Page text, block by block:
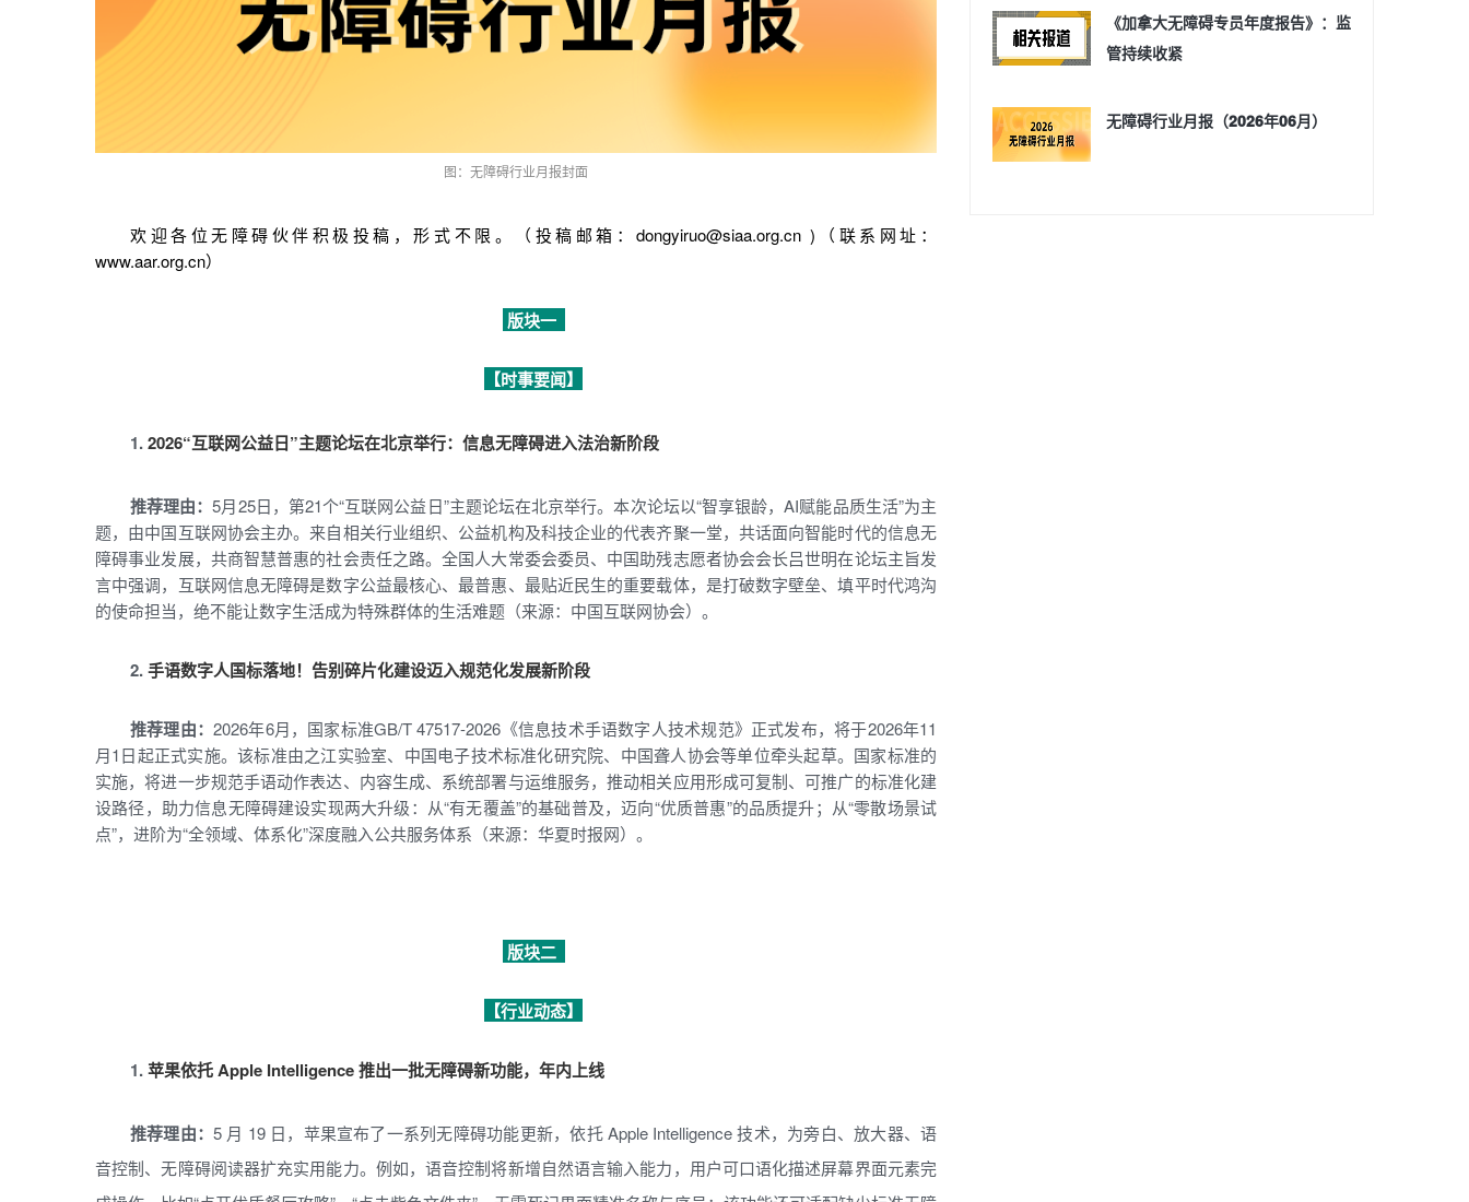
图：无障碍行业月报封面
欢迎各位无障碍伙伴积极投稿，形式不限。（投稿邮箱：dongyiruo@siaa.org.cn )（联系网址：
www.aar.org.cn）
版块一
【时事要闻】
1.2026“互联网公益日”主题论坛在北京举行：信息无障碍进入法治新阶段
推荐理由：5月25日，第21个“互联网公益日”主题论坛在北京举行。本次论坛以“智享银龄，AI赋能品质生活”为主
题，由中国互联网协会主办。来自相关行业组织、公益机构及科技企业的代表齐聚一堂，共话面向智能时代的信息无
障碍事业发展，共商智慧普惠的社会责任之路。全国人大常委会委员、中国助残志愿者协会会长吕世明在论坛主旨发
言中强调，互联网信息无障碍是数字公益最核心、最普惠、最贴近民生的重要载体，是打破数字壁垒、填平时代鸿沟
的使命担当，绝不能让数字生活成为特殊群体的生活难题（来源：中国互联网协会）。
2.手语数字人国标落地！告别碎片化建设迈入规范化发展新阶段
推荐理由：2026年6月，国家标准GB/T 47517-2026《信息技术手语数字人技术规范》正式发布，将于2026年11
月1日起正式实施。该标准由之江实验室、中国电子技术标准化研究院、中国聋人协会等单位牵头起草。国家标准的
实施，将进一步规范手语动作表达、内容生成、系统部署与运维服务，推动相关应用形成可复制、可推广的标准化建
设路径，助力信息无障碍建设实现两大升级：从“有无覆盖”的基础普及，迈向“优质普惠”的品质提升；从“零散场景试
点”，进阶为“全领域、体系化”深度融入公共服务体系（来源：华夏时报网）。
版块二
【行业动态】
1.苹果依托 Apple Intelligence 推出一批无障碍新功能，年内上线
推荐理由：5 月 19 日，苹果宣布了一系列无障碍功能更新，依托 Apple Intelligence 技术，为旁白、放大器、语
音控制、无障碍阅读器扩充实用能力。例如，语音控制将新增自然语言输入能力，用户可口语化描述屏幕界面元素完
《加拿大无障碍专员年度报告》：监
管持续收紧
无障碍行业月报（2026年06月）